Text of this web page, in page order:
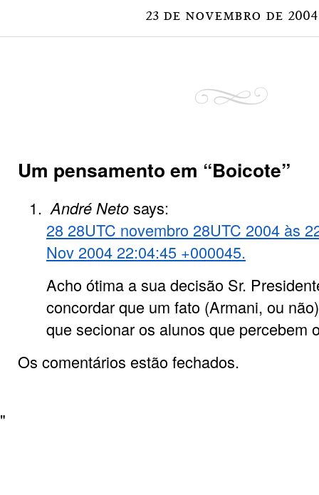
23 de novembro de 2004
Um pensamento em “Boicote”
André Netosays:
28 28UTC novembro 28UTC 2004 às
Nov 2004 22:04:45 +000045.
Acho ótima a sua decisão Sr.
concordar que um fato (Armani, ou
que secionar os alunos que percebem
Os comentários estão fechados.
"